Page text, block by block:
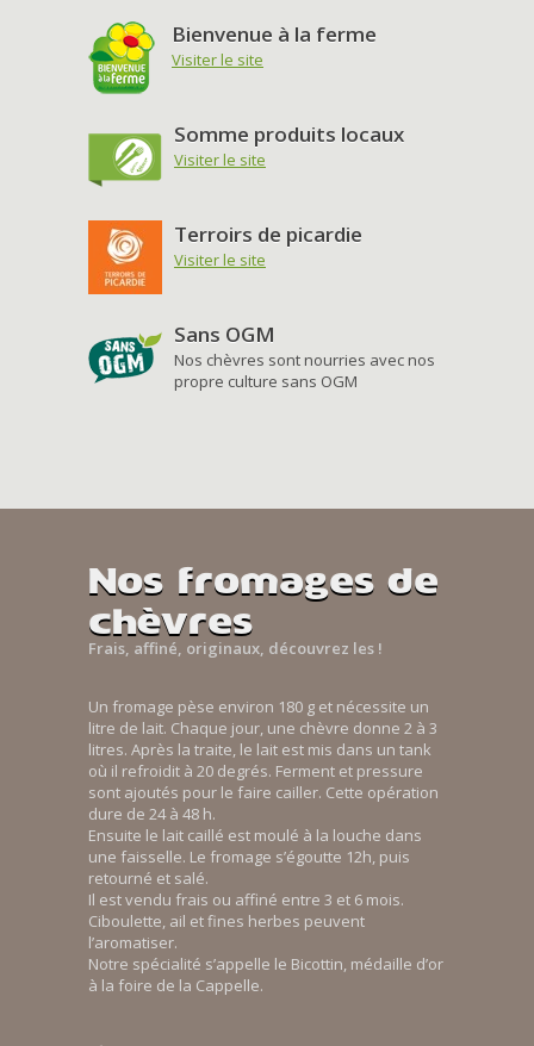
Bienvenue à la ferme
Visiter le site
Somme produits locaux
Visiter le site
Terroirs de picardie
Visiter le site
Sans OGM
Nos chèvres sont nourries avec nos
propre culture sans OGM
Nos fromages de
chèvres
Frais, affiné, originaux, découvrez les !
Un fromage pèse environ 180 g et nécessite un
litre de lait. Chaque jour, une chèvre donne 2 à 3
litres. Après la traite, le lait est mis dans un tank
où il refroidit à 20 degrés. Ferment et pressure
sont ajoutés pour le faire cailler. Cette opération
dure de 24 à 48 h.
Ensuite le lait caillé est moulé à la louche dans
une faisselle. Le fromage s’égoutte 12h, puis
retourné et salé.
Il est vendu frais ou affiné entre 3 et 6 mois.
Ciboulette, ail et fines herbes peuvent
l’aromatiser.
Notre spécialité s’appelle le Bicottin, médaille d’or
à la foire de la Cappelle.